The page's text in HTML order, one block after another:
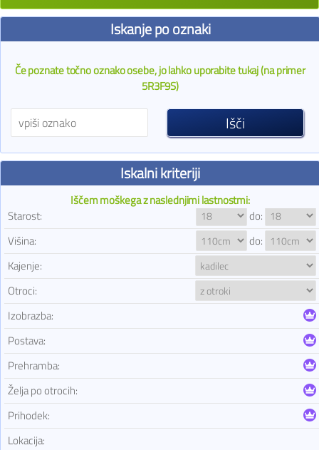
Iskanje po oznaki
Če poznate točno oznako osebe, jo lahko uporabite tukaj (na primer
5R3F9S)
Iskalni kriteriji
Iščem moškega z naslednjimi lastnostmi:
Starost:
do:
Višina:
do:
Kajenje:
Otroci:
Izobrazba:
Postava:
Prehramba:
Želja po otrocih:
Prihodek:
Lokacija: